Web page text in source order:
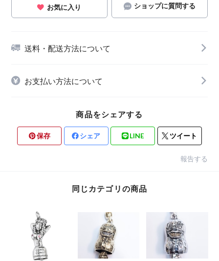
お気に入り ショップに質問する
送料・配送方法について
お支払い方法について
商品をシェアする
保存 シェア LINE ツイート
報告する
同じカテゴリの商品